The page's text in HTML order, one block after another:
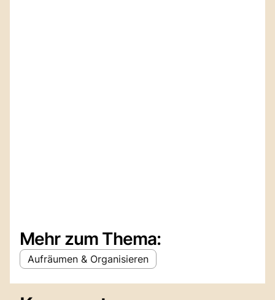
Mehr zum Thema:
Aufräumen & Organisieren